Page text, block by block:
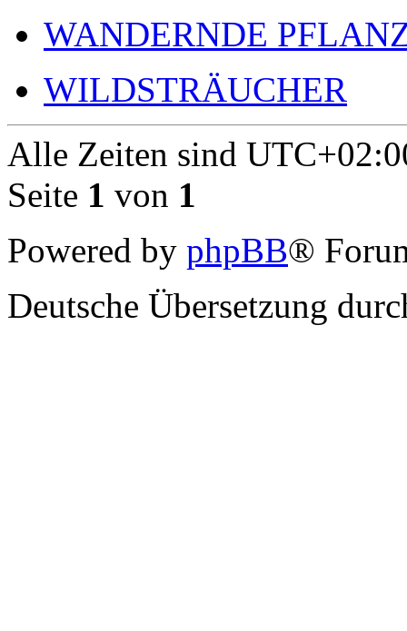
WANDERNDE
WILDSTRÄUCHER
Alle Zeiten sind
Seite 1 von 1
Powered by phpBB®
Deutsche Übersetzung